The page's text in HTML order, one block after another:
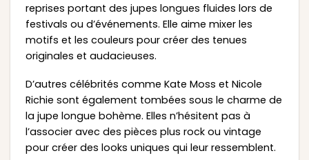
reprises portant des jupes longues fluides lors de
festivals ou d’événements. Elle aime mixer les
motifs et les couleurs pour créer des tenues
originales et audacieuses.
D’autres célébrités comme Kate Moss et Nicole
Richie sont également tombées sous le charme de
la jupe longue bohème. Elles n’hésitent pas à
l’associer avec des pièces plus rock ou vintage
pour créer des looks uniques qui leur ressemblent.